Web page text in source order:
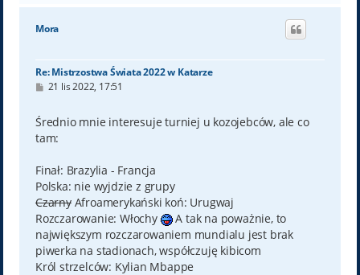
g
Mora
Re: Mistrzostwa Świata 2022 w Katarze
P
t
21 lis 2022, 17:51
Średnio mnie interesuje turniej u kozojebców, ale co
tam:
Finał: Brazylia - Francja
Polska: nie wyjdzie z grupy
CzarnyAfroamerykański koń: Urugwaj
Rozczarowanie: Włochy
A tak na poważnie, to
największym rozczarowaniem mundialu jest brak
piwerka na stadionach, współczuję kibicom
Król strzelców: Kylian Mbappe